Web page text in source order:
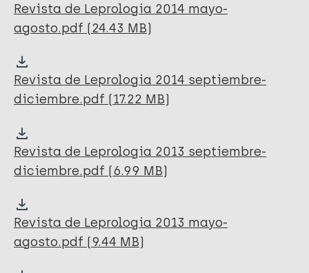
Revista de Leprologia 2014 mayo-
agosto.pdf (24.43 MB)
Revista de Leprologia 2014 septiembre-
diciembre.pdf (17.22 MB)
Revista de Leprologia 2013 septiembre-
diciembre.pdf (6.99 MB)
Revista de Leprologia 2013 mayo-
agosto.pdf (9.44 MB)